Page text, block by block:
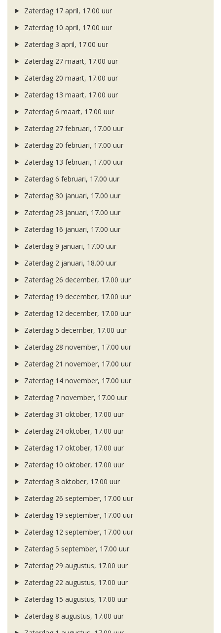
Zaterdag 17 april, 17.00 uur
Zaterdag 10 april, 17.00 uur
Zaterdag 3 april, 17.00 uur
Zaterdag 27 maart, 17.00 uur
Zaterdag 20 maart, 17.00 uur
Zaterdag 13 maart, 17.00 uur
Zaterdag 6 maart, 17.00 uur
Zaterdag 27 februari, 17.00 uur
Zaterdag 20 februari, 17.00 uur
Zaterdag 13 februari, 17.00 uur
Zaterdag 6 februari, 17.00 uur
Zaterdag 30 januari, 17.00 uur
Zaterdag 23 januari, 17.00 uur
Zaterdag 16 januari, 17.00 uur
Zaterdag 9 januari, 17.00 uur
Zaterdag 2 januari, 18.00 uur
Zaterdag 26 december, 17.00 uur
Zaterdag 19 december, 17.00 uur
Zaterdag 12 december, 17.00 uur
Zaterdag 5 december, 17.00 uur
Zaterdag 28 november, 17.00 uur
Zaterdag 21 november, 17.00 uur
Zaterdag 14 november, 17.00 uur
Zaterdag 7 november, 17.00 uur
Zaterdag 31 oktober, 17.00 uur
Zaterdag 24 oktober, 17.00 uur
Zaterdag 17 oktober, 17.00 uur
Zaterdag 10 oktober, 17.00 uur
Zaterdag 3 oktober, 17.00 uur
Zaterdag 26 september, 17.00 uur
Zaterdag 19 september, 17.00 uur
Zaterdag 12 september, 17.00 uur
Zaterdag 5 september, 17.00 uur
Zaterdag 29 augustus, 17.00 uur
Zaterdag 22 augustus, 17.00 uur
Zaterdag 15 augustus, 17.00 uur
Zaterdag 8 augustus, 17.00 uur